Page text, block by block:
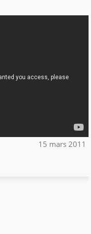
15 mars 2011